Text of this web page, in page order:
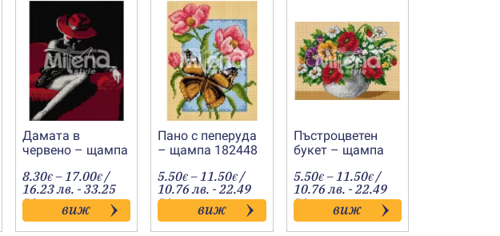
Дамата в
червено – щампа
8.30€ –17.00€Price
range:
8.30€
through
17.00€
/
16.23 лв. - 33.25
лв. виж
Пано с пеперуда
– щампа 182448
5.50€ –11.50€Price
range:
5.50€
through
11.50€
/
10.76 лв. - 22.49
лв. виж
Пъстроцветен
букет – щампа
5.50€ –11.50€Price
range:
5.50€
through
11.50€
/
10.76 лв. - 22.49
лв. виж